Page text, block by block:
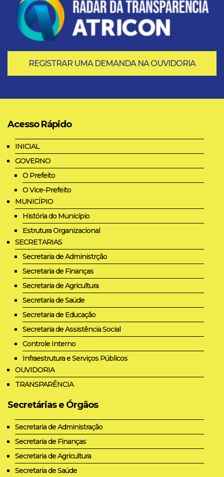
REGISTRAR UMA DEMANDA NA OUVIDORIA
Acesso Rápido
INICIAL
GOVERNO
O Prefeito
O Vice-Prefeito
MUNICÍPIO
História do Município
Estrutura Organizacional
SECRETARIAS
Secretaria de Administrção
Secretaria de Finanças
Secretaria de Agricultura
Secretaria de Saúde
Secretaria de Educação
Secretaria de Assistência Social
Controle Interno
Infraestrutura e Serviços Públicos
OUVIDORIA
TRANSPARÊNCIA
Secretárias e Órgãos
Secretaria de Administração
Secretaria de Finanças
Secretaria de Agricultura
Secretaria de Saúde